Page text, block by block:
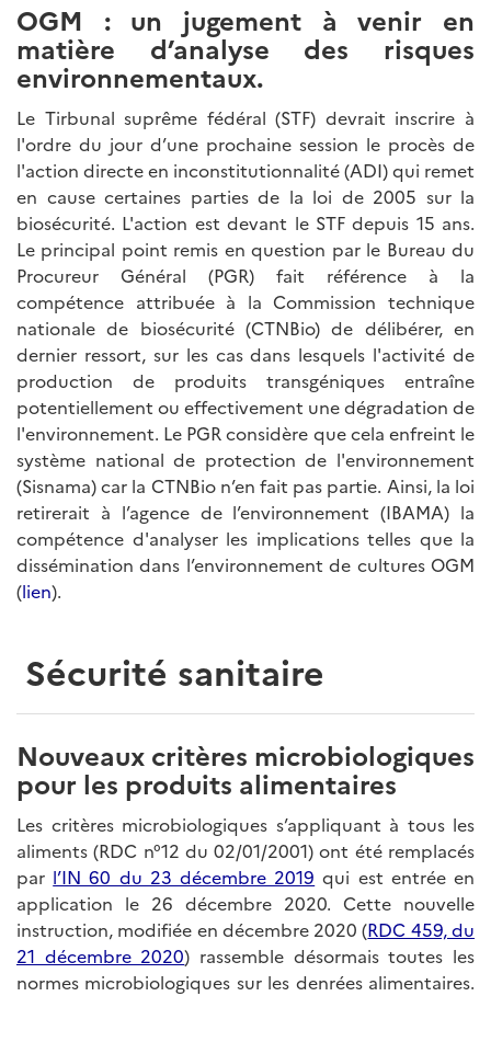
OGM : un jugement à venir en
matière d’analyse des risques
environnementaux.
Le Tirbunal suprême fédéral (STF) devrait inscrire à
l'ordre du jour d’une prochaine session le procès de
l'action directe en inconstitutionnalité (ADI) qui remet
en cause certaines parties de la loi de 2005 sur la
biosécurité. L'action est devant le STF depuis 15 ans.
Le principal point remis en question par le Bureau du
Procureur Général (PGR) fait référence à la
compétence attribuée à la Commission technique
nationale de biosécurité (CTNBio) de délibérer, en
dernier ressort, sur les cas dans lesquels l'activité de
production de produits transgéniques entraîne
potentiellement ou effectivement une dégradation de
l'environnement. Le PGR considère que cela enfreint le
système national de protection de l'environnement
(Sisnama) car la CTNBio n’en fait pas partie. Ainsi, la loi
retirerait à l’agence de l’environnement (IBAMA) la
compétence d'analyser les implications telles que la
dissémination dans l’environnement de cultures OGM
(lien).
Sécurité sanitaire
Nouveaux critères microbiologiques
pour les produits alimentaires
Les critères microbiologiques s’appliquant à tous les
aliments (RDC n°12 du 02/01/2001) ont été remplacés
par l’IN 60 du 23 décembre 2019 qui est entrée en
application le 26 décembre 2020. Cette nouvelle
instruction, modifiée en décembre 2020 (RDC 459, du
21 décembre 2020) rassemble désormais toutes les
normes microbiologiques sur les denrées alimentaires.